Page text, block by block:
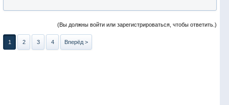
(Вы должны войти или зарегистрироваться, чтобы ответить.)
1 2 3 4 Вперёд >